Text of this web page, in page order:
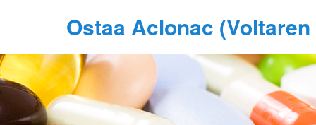
Ostaa Aclonac